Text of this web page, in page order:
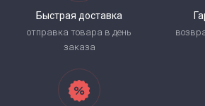
Быстрая доставка
отправка товара в день
заказа